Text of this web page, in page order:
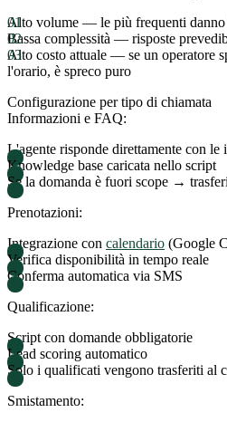
Alto volume — le più frequenti
Bassa complessità — risposte
Alto costo attuale — se un operatore
l'orario, è spreco puro
Configurazione per tipo di chiamata
Informazioni e FAQ:
L'agente risponde direttamente con
Knowledge base caricata nello script
Se la domanda è fuori scope →
Prenotazioni:
Integrazione con calendario (Google
Verifica disponibilità in tempo reale
Conferma automatica via SMS
Qualificazione:
Script con domande obbligatorie
Lead scoring automatico
Solo i qualificati vengono trasferiti al
Smistamento: